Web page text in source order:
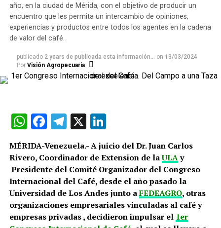
año, en la ciudad de Mérida, con el objetivo de producir un
encuentro que les permita un intercambio de opiniones,
experiencias y productos entre todos los agentes en la cadena
de valor del café.
publicado 2 years de publicada esta información... on 13/03/2024
Por Visión Agropecuaria
WhatsApp
Facebook
Telegram
X LinkedIn
MÉRIDA-Venezuela.- A juicio del Dr. Juan Carlos
Rivero, Coordinador de Extension de laULAy
Presidente del Comité Organizador del Congreso
Internacional del Café, desde el año pasado la
Universidad de Los Andes junto aFEDEAGRO, otras
organizaciones empresariales vinculadas al café y
empresas privadas , decidieron impulsar el 1er